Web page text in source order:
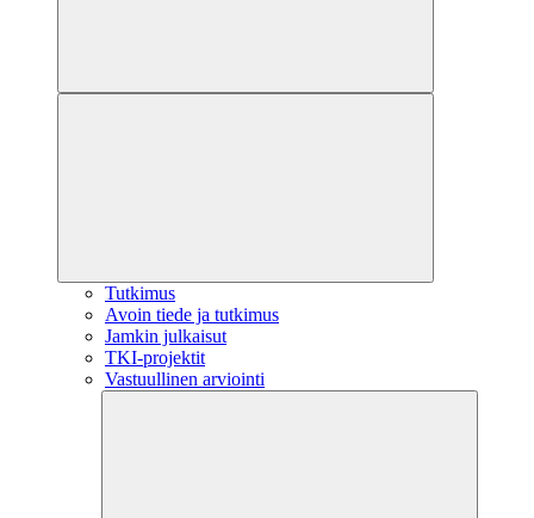
Tutkimus
Avoin tiede ja tutkimus
Jamkin julkaisut
TKI-projektit
Vastuullinen arviointi